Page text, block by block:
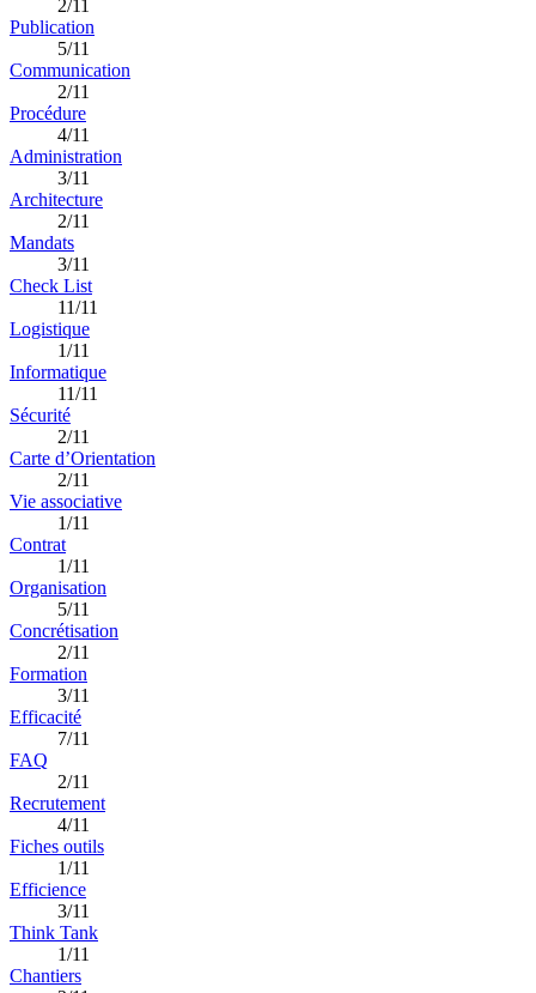
2/11
Publication
5/11
Communication
2/11
Procédure
4/11
Administration
3/11
Architecture
2/11
Mandats
3/11
Check List
11/11
Logistique
1/11
Informatique
11/11
Sécurité
2/11
Carte d’Orientation
2/11
Vie associative
1/11
Contrat
1/11
Organisation
5/11
Concrétisation
2/11
Formation
3/11
Efficacité
7/11
FAQ
2/11
Recrutement
4/11
Fiches outils
1/11
Efficience
3/11
Think Tank
1/11
Chantiers